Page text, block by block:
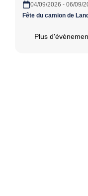
04/09/2026 - 06/09/
Fête du camion de
Plus